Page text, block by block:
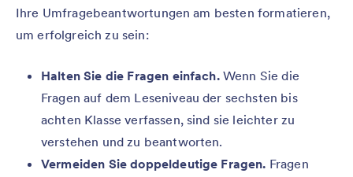
Ihre Umfragebeantwortungen am besten formatieren,
um erfolgreich zu sein:
Halten Sie die Fragen einfach.Wenn Sie die
Fragen auf dem Leseniveau der sechsten bis
achten Klasse verfassen, sind sie leichter zu
verstehen und zu beantworten.
Vermeiden Sie doppeldeutige Fragen. Fragen